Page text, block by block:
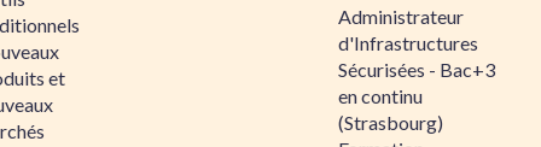
et
Administrateur
d'Infrastructures
Sécurisées - Bac+3
en continu
(Strasbourg)